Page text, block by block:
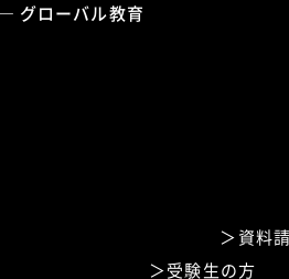
グローバル教育
資料
受験生の方